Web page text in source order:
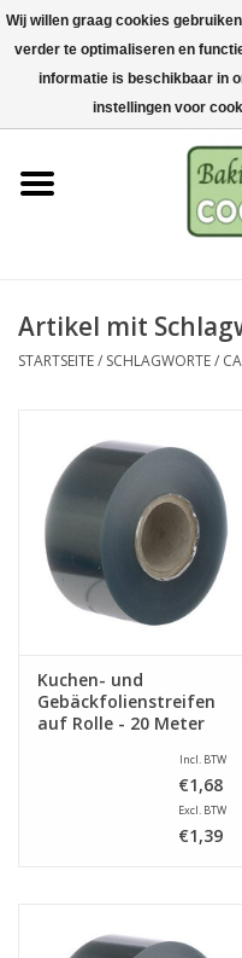
Startseite
Koch-&Backutensilien
Maschinen & Teile
Edelstahl
Rohstoffe & Präsentation
Aktionen
Artikel mit
STARTSEITE/ SCHLAGWORTE/
Kuchen- und
Gebäckfolienstreifen
auf Rolle - 20 Meter
Incl. BTW
€1,68
Excl. BTW
€1,39
Wij willen graag cookies
verder te optimaliseren en
informatie is beschikbaar in
instellingen voor